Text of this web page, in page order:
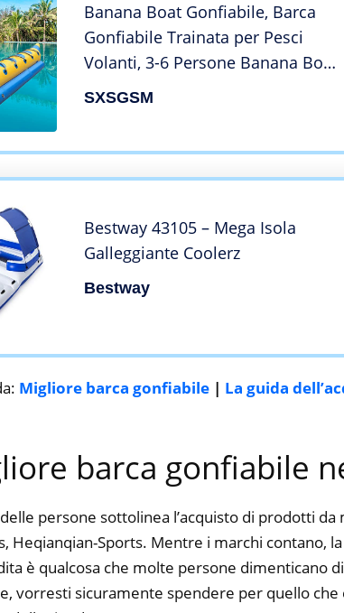
Banana Boat Gonfiabile, Barca
Gonfiabile Trainata per Pesci
Volanti, 3-6 Persone Banana Boat
Tubo per Pesci Volanti, Adatto per
SXSGSM
Bestway 43105 – Mega Isola
Galleggiante Coolerz
Bestway
Migliore barca gonfiabile | La guida
barca gonfiabile
persone sottolinea l’acquisto di prodotti
Heqianqian-Sports. Mentre i marchi contano,
è qualcosa che molte persone dimenticano
vorresti sicuramente spendere per quello che